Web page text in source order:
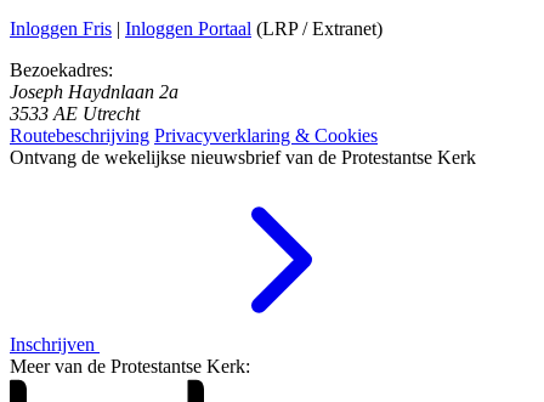
Inloggen Fris | Inloggen Portaal (LRP / Extranet)
Bezoekadres:
Joseph Haydnlaan 2a
3533 AE Utrecht
Routebeschrijving Privacyverklaring & Cookies
Ontvang de wekelijkse nieuwsbrief van de Protestantse Kerk
Inschrijven
Meer van de Protestantse Kerk: